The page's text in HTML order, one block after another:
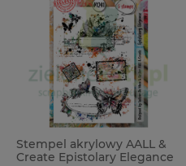
Stempel akrylowy AALL &
Create Epistolary Elegance